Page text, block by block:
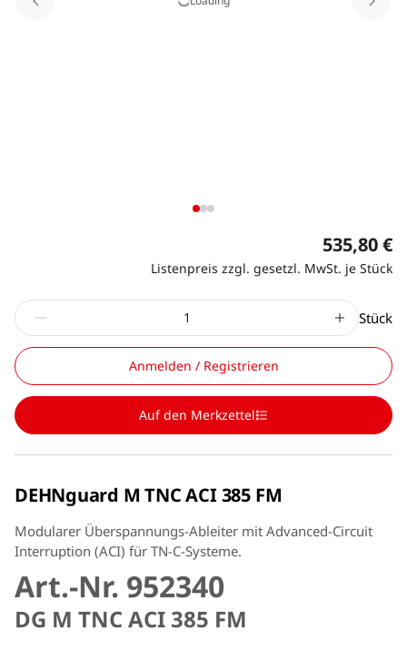
535,80 €
Listenpreis zzgl. gesetzl. MwSt. je Stück
Stück
Anmelden / Registrieren
Auf den Merkzettel
DEHNguard M TNC ACI 385 FM
Modularer Überspannungs-Ableiter mit Advanced-Circuit
Interruption (ACI) für TN-C-Systeme.
Art.-Nr. 952340
DG M TNC ACI 385 FM